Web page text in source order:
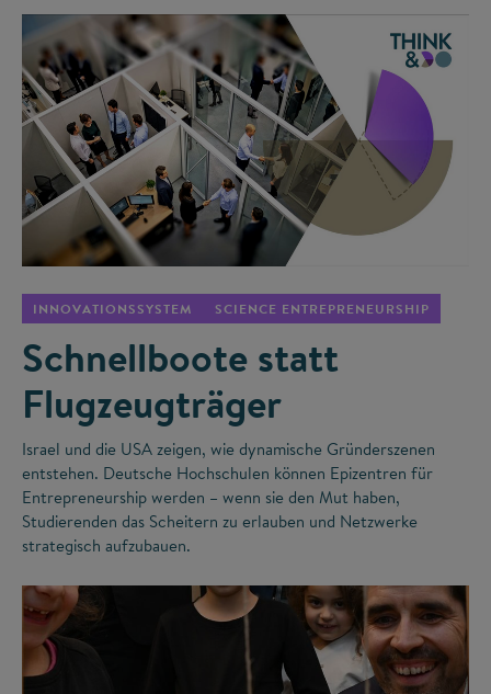
INNOVATIONSSYSTEM SCIENCE ENTREPRENEURSHIP
Schnellboote statt
Flugzeugträger
Israel und die USA zeigen, wie dynamische Gründerszenen
entstehen. Deutsche Hochschulen können Epizentren für
Entrepreneurship werden – wenn sie den Mut haben,
Studierenden das Scheitern zu erlauben und Netzwerke
strategisch aufzubauen.